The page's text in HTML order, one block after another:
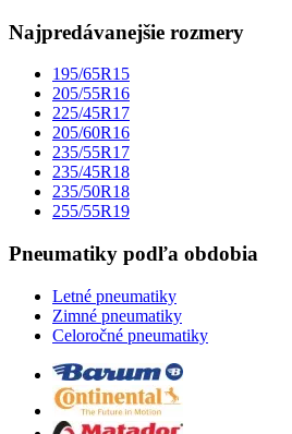
Najpredávanejšie rozmery
195/65R15
205/55R16
225/45R17
205/60R16
235/55R17
235/45R18
235/50R18
255/55R19
Pneumatiky podľa obdobia
Letné pneumatiky
Zimné pneumatiky
Celoročné pneumatiky